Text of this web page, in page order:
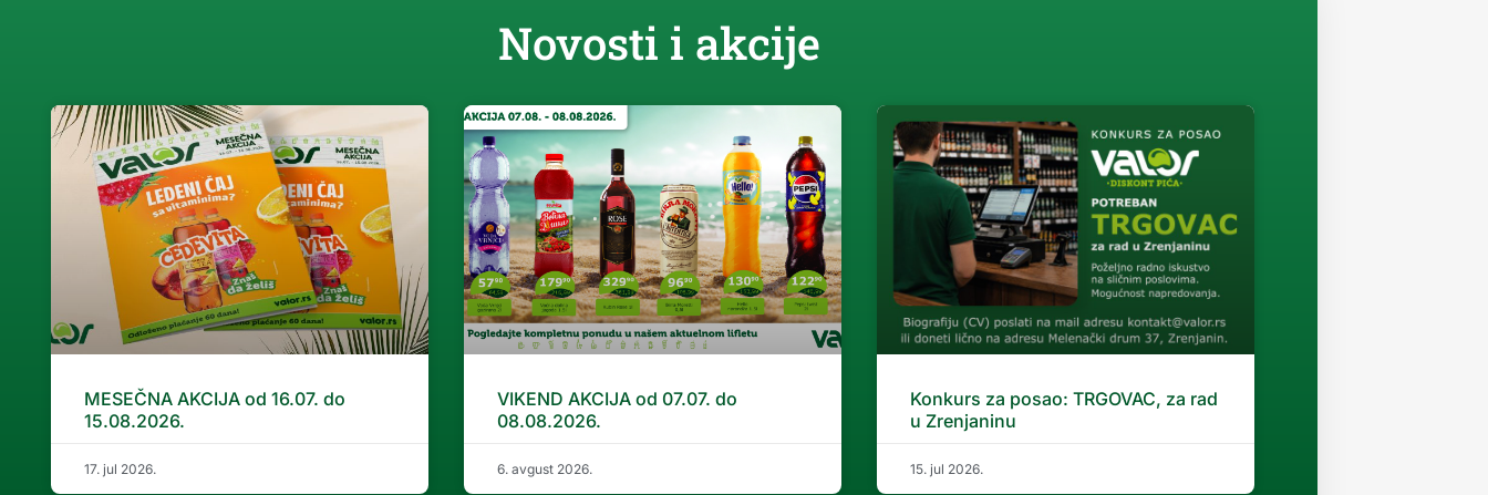
Novosti i akcije
MESEČNA AKCIJA od 16.07. do
15.08.2026.
17. jul 2026.
VIKEND AKCIJA od 07.07. do
08.08.2026.
6. avgust 2026.
Konkurs za posao: TRGOVAC, za rad
u Zrenjaninu
15. jul 2026.